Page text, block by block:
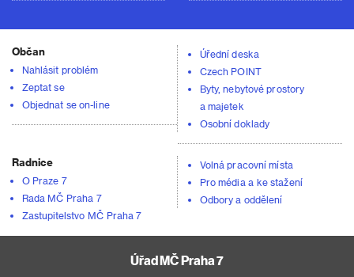
Občan
Nahlásit problém
Zeptat se
Objednat se on-line
Úřední deska
Czech POINT
Byty, nebytové prostory
a majetek
Osobní doklady
Radnice
O Praze 7
Rada MČ Praha 7
Zastupitelstvo MČ Praha 7
Volná pracovní místa
Pro média a ke stažení
Odbory a oddělení
Úřad MČ Praha 7